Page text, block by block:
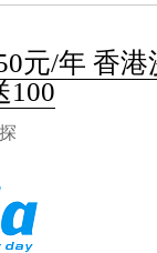
元/年 香
100